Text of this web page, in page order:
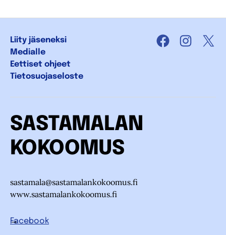
Liity jäseneksi
Medialle
Eettiset ohjeet
Tietosuojaseloste
Facebook X
SASTAMALAN
KOKOOMUS
sastamala@sastamalankokoomus.fi
www.sastamalankokoomus.fi
Facebook